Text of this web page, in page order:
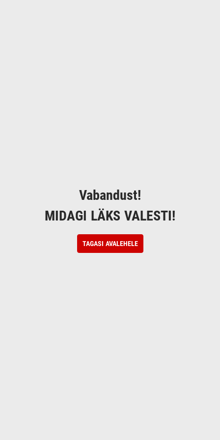
Vabandust!
MIDAGI LÄKS VALESTI!
TAGASI AVALEHELE